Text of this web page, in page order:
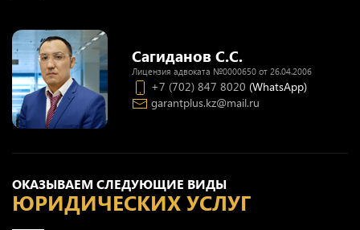
ОКАЗЫВАЕМ СЛЕДУЮЩИЕ ВИДЫ
ЮРИДИЧЕСКИХ УСЛУГ
Сагиданов С.С.
Лицензия адвоката №0000650 от 26.04.2006
+7 (702) 847 8020 (WhatsApp)
garantplus.kz@mail.ru